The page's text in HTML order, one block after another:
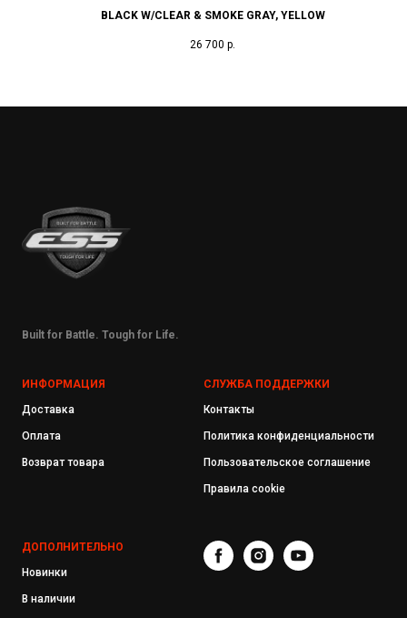
BLACK W/CLEAR & SMOKE GRAY, YELLOW
26 700 р.
Built for Battle. Tough for Life.
ИНФОРМАЦИЯ
Доставка
Оплата
Возврат товара
СЛУЖБА ПОДДЕРЖКИ
Контакты
Политика конфиденциальности
Пользовательское соглашение
Правила cookie
ДОПОЛНИТЕЛЬНО
Новинки
В наличии